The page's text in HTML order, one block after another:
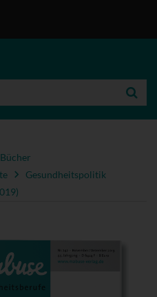
Bücher
Gesundheitspolitik